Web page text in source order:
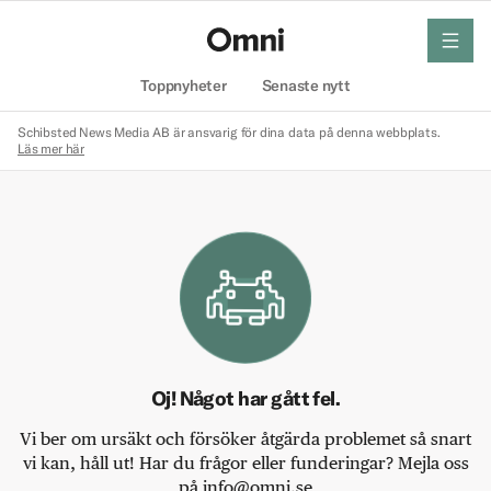
Toppnyheter Senaste nytt
meny
Schibsted News Media AB är ansvarig för dina data på denna webbplats.
Läs mer här
Oj! Något har gått fel.
Vi ber om ursäkt och försöker åtgärda problemet så snart
vi kan, håll ut! Har du frågor eller funderingar? Mejla oss